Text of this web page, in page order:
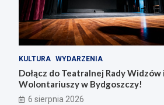
KULTURA WYDARZENIA
Dołącz do Teatralnej Rady Widzów i
Wolontariuszy w Bydgoszczy!
6 sierpnia 2026